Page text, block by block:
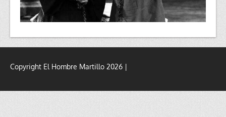
Copyright El Hombre Martillo 2026 |